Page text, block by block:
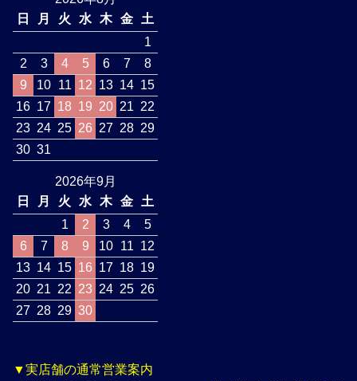
日
月 火 水 木 金
土
1
2
3 4 5 6 7
8
9
10 11 12 13 14 15
16 17 18 19 20 21 22
23 24 25 26 27 28 29
30 31
2026年9月
日
月 火 水 木 金
土
1
2 3 4
5
6
7 8 9 10 11 12
13 14 15 16 17 18 19
20 21 22 23 24 25 26
27 28 29 30
▼実店舗の通常営業案内